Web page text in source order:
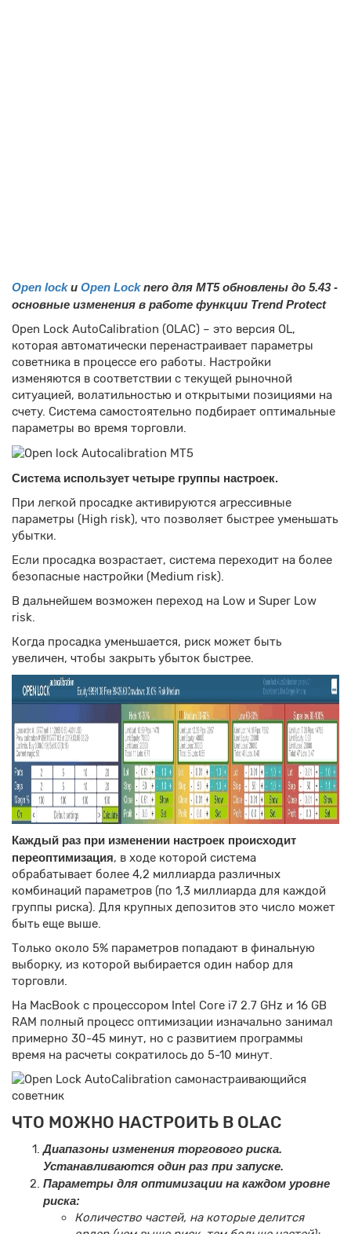
Open lockи Open Loсknero для MT5 обновлены до 5.43 -
основные изменения в работе функции Trend Protect
Open Lock AutoCalibration (OLAC) – это версия OL,
которая автоматически перенастраивает параметры
советника в процессе его работы. Настройки
изменяются в соответствии с текущей рыночной
ситуацией, волатильностью и открытыми позициями на
счету. Система самостоятельно подбирает оптимальные
параметры во время торговли.
Система использует четыре группы настроек.
При легкой просадке активируются агрессивные
параметры (High risk), что позволяет быстрее уменьшать
убытки.
Если просадка возрастает, система переходит на более
безопасные настройки (Medium risk).
В дальнейшем возможен переход на Low и Super Low
risk.
Когда просадка уменьшается, риск может быть
увеличен, чтобы закрыть убыток быстрее.
Каждый раз при изменении настроек происходит
переоптимизация, в ходе которой система
обрабатывает более 4,2 миллиарда различных
комбинаций параметров (по 1,3 миллиарда для каждой
группы риска). Для крупных депозитов это число может
быть еще выше.
Только около 5% параметров попадают в финальную
выборку, из которой выбирается один набор для
торговли.
На MacBook с процессором Intel Core i7 2.7 GHz и 16 GB
RAM полный процесс оптимизации изначально занимал
примерно 30-45 минут, но с развитием программы
время на расчеты сократилось до 5-10 минут.
ЧТО МОЖНО НАСТРОИТЬ В OLAC
Диапазоны изменения торгового риска.
Устанавливаются один раз при запуске.
Параметры для оптимизации на каждом уровне
риска:
Количество частей, на которые делится